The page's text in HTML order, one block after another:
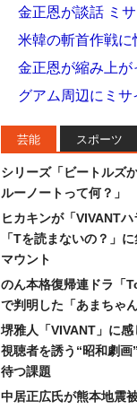
金正恩が談話 ミ
米韓の斬首作戦に
金正恩が縮み上
グアム周辺にミ
芸能 スポーツ
シリーズ「ビートルズ
ルーノートって何？」
ヒカキンが「VIVANT
「Tを読まないの？」
マウント
のん本格復帰連ドラ「
で判明した「あまちゃ
堺雅人「VIVANT」に
視聴者を誘う“昭和劇
待つ課題
中居正広氏が熊本地震